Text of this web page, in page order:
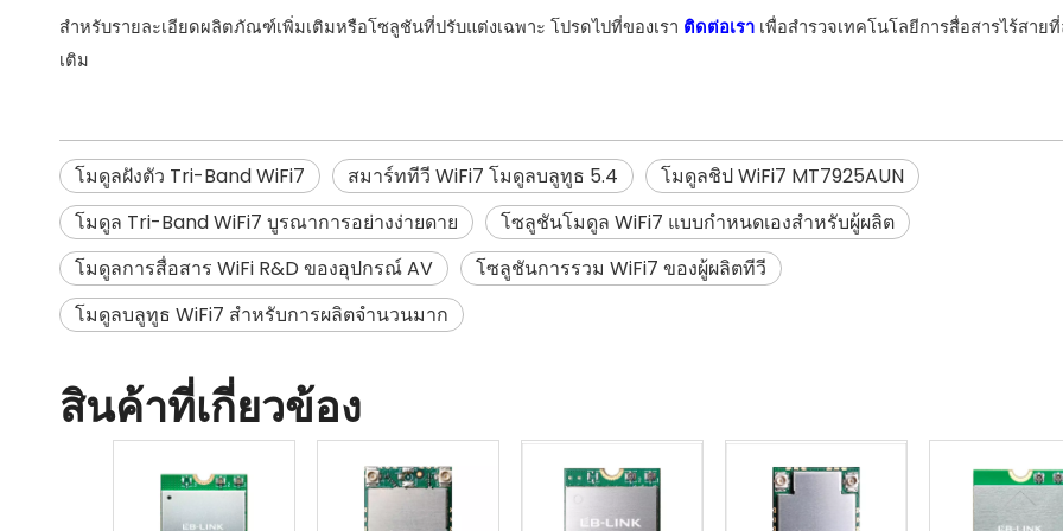
สำหรับรายละเอียดผลิตภัณฑ์เพิ่มเติมหรือโซลูชันที่ปรับแต่งเฉพาะ โปรดไปที่ของเรา ติดต่อเรา เพื่อสำรวจเทคโนโลยีการสื่อสารไร้สาย
เติม
โมดูลฝังตัว Tri-Band WiFi7 สมาร์ททีวี WiFi7 โมดูลบลูทูธ 5.4
โมดูลชิป WiFi7 MT7925AUN
โมดูล Tri-Band WiFi7 บูรณาการอย่างง่ายดาย
โซลูชันโมดูล WiFi7 แบบกำหนดเองสำหรับผู้ผลิต
โมดูลการสื่อสาร WiFi R&D ของอุปกรณ์ AV
โซลูชันการรวม WiFi7 ของผู้ผลิตทีวี
โมดูลบลูทูธ WiFi7 สำหรับการผลิตจำนวนมาก
สินค้าที่เกี่ยวข้อง